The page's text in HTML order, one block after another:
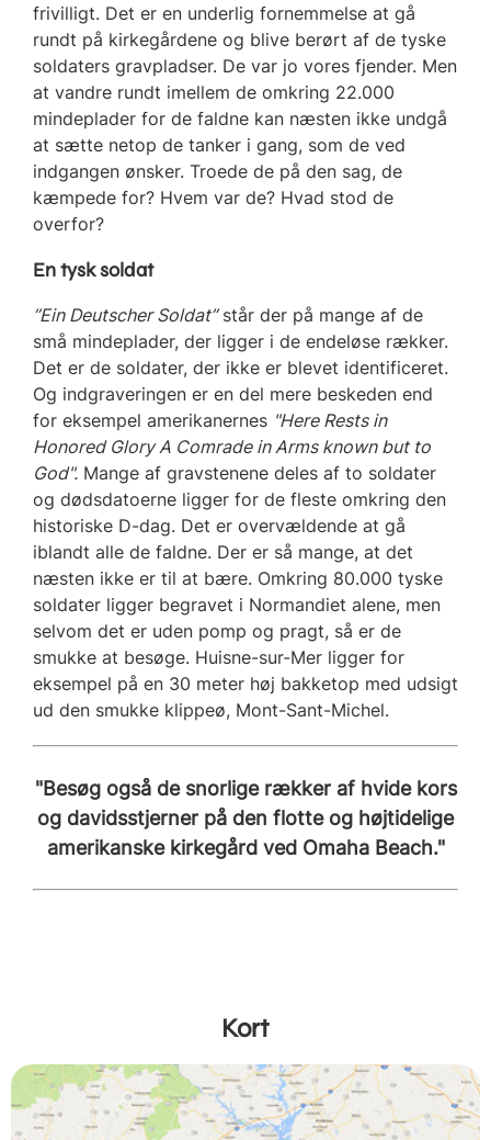
frivilligt. Det er en underlig fornemmelse at gå
rundt på kirkegårdene og blive berørt af de tyske
soldaters gravpladser. De var jo vores fjender. Men
at vandre rundt imellem de omkring 22.000
mindeplader for de faldne kan næsten ikke undgå
at sætte netop de tanker i gang, som de ved
indgangen ønsker. Troede de på den sag, de
kæmpede for? Hvem var de? Hvad stod de
overfor?
En tysk soldat
”Ein Deutscher Soldat”står der på mange af de
små mindeplader, der ligger i de endeløse rækker.
Det er de soldater, der ikke er blevet identificeret.
Og indgraveringen er en del mere beskeden end
for eksempel amerikanernes "Here Rests in
Honored Glory A Comrade in Arms known but to
God". Mange af gravstenene deles af to soldater
og dødsdatoerne ligger for de fleste omkring den
historiske D-dag. Det er overvældende at gå
iblandt alle de faldne. Der er så mange, at det
næsten ikke er til at bære. Omkring 80.000 tyske
soldater ligger begravet i Normandiet alene, men
selvom det er uden pomp og pragt, så er de
smukke at besøge. Huisne-sur-Mer ligger for
eksempel på en 30 meter høj bakketop med udsigt
ud den smukke klippeø, Mont-Sant-Michel.
"Besøg også de snorlige rækker af hvide kors
og davidsstjerner på den flotte og højtidelige
amerikanske kirkegård ved Omaha Beach."
Kort